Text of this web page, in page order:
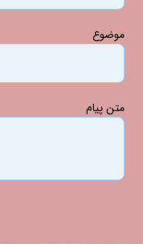
موضوع
متن پیام